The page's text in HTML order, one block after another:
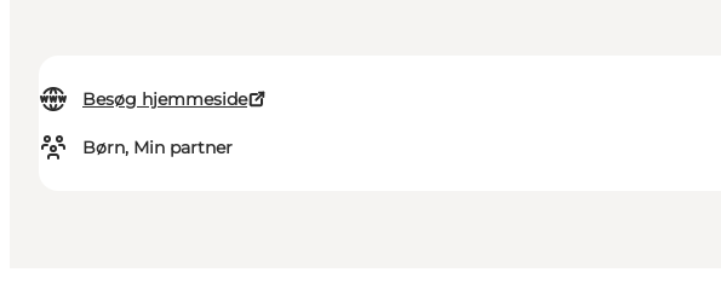
Besøg hjemmeside
Børn, Min partner